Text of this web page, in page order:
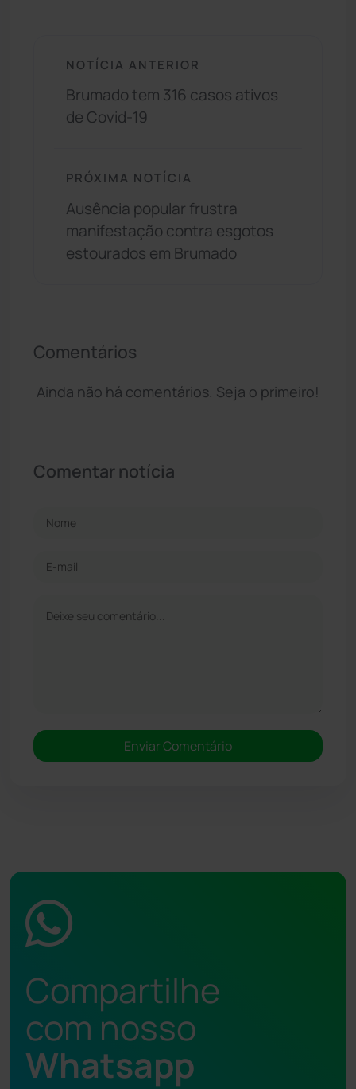
NOTÍCIA ANTERIOR
Brumado tem 316 casos ativos
de Covid-19
PRÓXIMA NOTÍCIA
Ausência popular frustra
manifestação contra esgotos
estourados em Brumado
Comentários
Ainda não há comentários. Seja o primeiro!
Comentar notícia
Compartilhe
com nosso
Whatsapp